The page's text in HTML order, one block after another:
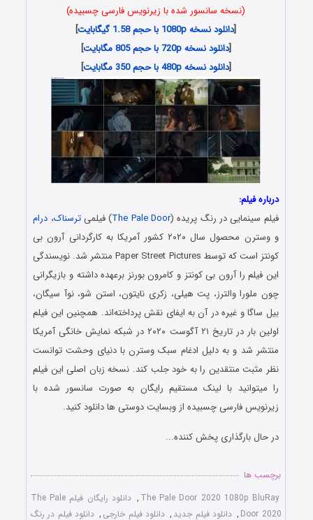
(نسخه سانسور شده با زیرنویس فارسی چسبیده)
[دانلود نسخه 1080p با حجم 1.58 گیگابایت
]
[دانلود نسخه 720p با حجم 805 مگابایت
]
[دانلود نسخه 480p با حجم 350 مگابایت ]
درباره فیلم:
فیلم سینمایی در رنگ پریده (The Pale Door) فیلمیترسناک، درام
و وسترن محصول سال ۲۰۲۰ کشور آمریکا به کارگردانی آرون بی
کونتز است که توسط Paper Street Pictures منتشر شد. نویسندگی
این فیلم را آرون بی کونتز و کامرون بورنز برعهده داشته و بازیگرانی
چون ملورا والترز، پت هیلی، زکری نایتون، استن شو، نوآ سیگان،
بیل ساگا و غیره در آن به ایفای نقش پرداخته‌اند. همچنین این فیلم
اولین بار در تاریخ ۲۱ آگوست ۲۰۲۰ در شبکه نمایش خانگی آمریکا
منتشر شد و به دلیل ادغام سبک وسترن با دنیای وحشت توانست
نظر مثبت منتقدین را به خود جلب کند. نسخه زبان اصلی این فیلم
را میتوانید با لینک مستقیم رایگان به صورت سانسور شده با
زیرنویس فارسی چسبیده از وبسایت دوستی ها دانلود کنید.
در حال بارگذاری پخش کننده...
برچسب ها
The Pale Door 2020 1080p BluRay
,
دانلود رایگان فیلم The Pale
Door 2020
, دانلود فیلم جدید , دانلود فیلم خارجی , دانلود فیلم در رنگ